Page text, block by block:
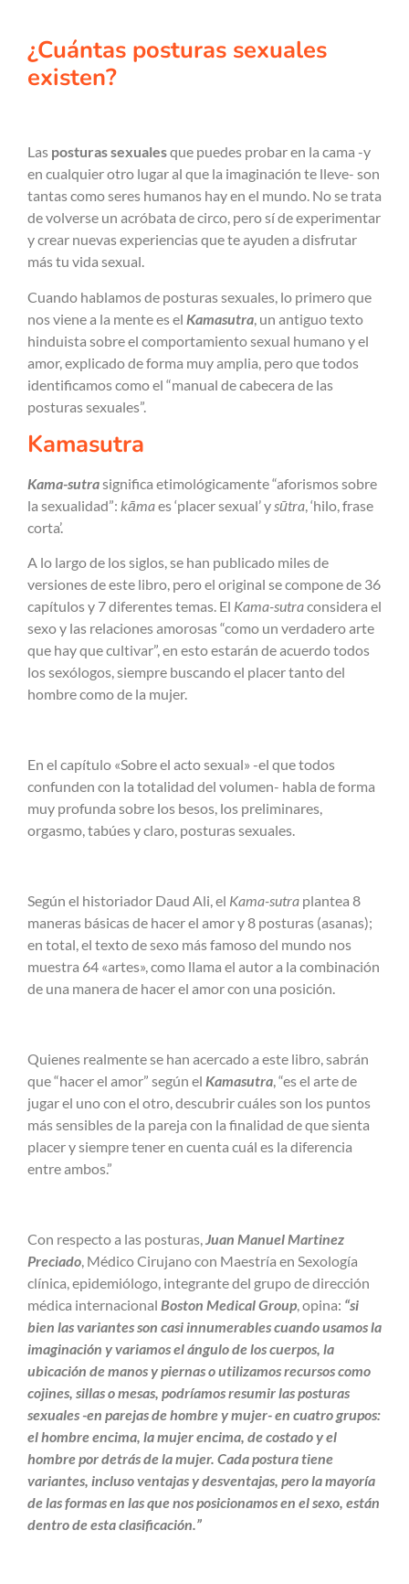
¿Cuántas posturas sexuales
existen?
Las posturas sexualesque puedes probar en la cama -y
en cualquier otro lugar al que la imaginación te lleve- son
tantas como seres humanos hay en el mundo. No se trata
de volverse un acróbata de circo, pero sí de experimentar
y crear nuevas experiencias que te ayuden a disfrutar
más tu vida sexual.
Cuando hablamos de posturas sexuales, lo primero que
nos viene a la mente es el Kamasutra , un antiguo texto
hinduista sobre el comportamiento sexual humano y el
amor, explicado de forma muy amplia, pero que todos
identificamos como el “manual de cabecera de las
posturas sexuales”.
Kamasutra
Kama-sutrasignifica etimológicamente “aforismos sobre
la sexualidad”: kāmaes ‘placer sexual’ ysūtra, ‘hilo, frase
corta’.
A lo largo de los siglos, se han publicado miles de
versiones de este libro, pero el original se compone de 36
capítulos y 7 diferentes temas. El Kama-sutraconsidera el
sexo y las relaciones amorosas “como un verdadero arte
que hay que cultivar”, en esto estarán de acuerdo todos
los sexólogos, siempre buscando el placer tanto del
hombre como de la mujer.
En el capítulo «Sobre el acto sexual» -el que todos
confunden con la totalidad del volumen- habla de forma
muy profunda sobre los besos, los preliminares,
orgasmo, tabúes y claro, posturas sexuales.
Según el historiador Daud Ali, el Kama-sutra plantea 8
maneras básicas de hacer el amor y 8 posturas (asanas);
en total, el texto de sexo más famoso del mundo nos
muestra 64 «artes», como llama el autor a la combinación
de una manera de hacer el amor con una posición.
Quienes realmente se han acercado a este libro, sabrán
que “hacer el amor” según el Kamasutra, “es el arte de
jugar el uno con el otro, descubrir cuáles son los puntos
más sensibles de la pareja con la finalidad de que sienta
placer y siempre tener en cuenta cuál es la diferencia
entre ambos.”
Con respecto a las posturas, Juan Manuel Martinez
Preciado , Médico Cirujano con Maestría en Sexología
clínica, epidemiólogo, integrante del grupo de dirección
médica internacional Boston Medical Group , opina: “si
bien las variantes son casi innumerables cuando usamos la
imaginación y variamos el ángulo de los cuerpos, la
ubicación de manos y piernas o utilizamos recursos como
cojines, sillas o mesas, podríamos resumir las posturas
sexuales -en parejas de hombre y mujer- en cuatro grupos:
el hombre encima, la mujer encima, de costado y el
hombre por detrás de la mujer. Cada postura tiene
variantes, incluso ventajas y desventajas, pero la mayoría
de las formas en las que nos posicionamos en el sexo, están
dentro de esta clasificación.”